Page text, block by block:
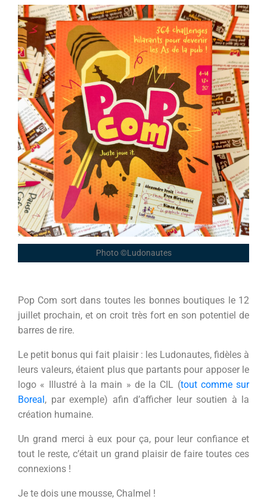
Photo ©Ludonautes
Pop Com sort dans toutes les bonnes boutiques le 12
juillet prochain, et on croit très fort en son potentiel de
barres de rire.
Le petit bonus qui fait plaisir : les Ludonautes, fidèles à
leurs valeurs, étaient plus que partants pour apposer le
logo « Illustré à la main » de la CIL (tout comme sur
Boreal, par exemple) afin d’afficher leur soutien à la
création humaine.
Un grand merci à eux pour ça, pour leur confiance et
tout le reste, c’était un grand plaisir de faire toutes ces
connexions !
Je te dois une mousse, Chalmel !